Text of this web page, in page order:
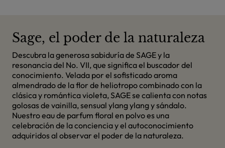
Sage, el poder de la naturaleza
Descubra la generosa sabiduría de SAGE y la
resonancia del No. VII, que significa el buscador del
conocimiento. Velada por el sofisticado aroma
almendrado de la flor de heliotropo combinado con la
clásica y romántica violeta, SAGE se calienta con notas
golosas de vainilla, sensual ylang ylang y sándalo.
Nuestro eau de parfum floral en polvo es una
celebración de la conciencia y el autoconocimiento
adquiridos al observar el poder de la naturaleza.